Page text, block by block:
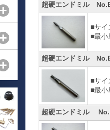
超硬エンドミル
■サ
■最
超硬エンドミル
■サ
■最
超硬エンドミル